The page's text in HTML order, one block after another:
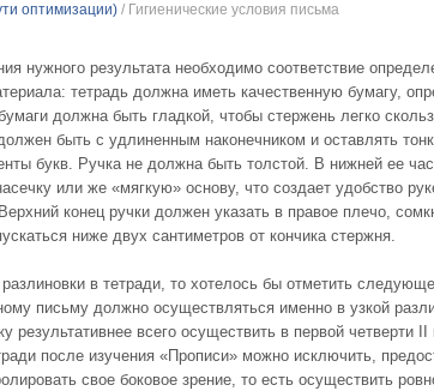
оптимизации) / Гигиенические условия письма
нужного результата необходимо соответствие
тетрадь должна иметь качественную бумагу,
должна быть гладкой, чтобы стержень легко
быть с удлиненным наконечником и оставлять
букв. Ручка не должна быть толстой. В нижней ее
или же «мягкую» основу, что создает удобство
конец ручки должен указать в правое плечо,
ниже двух сантиметров от кончика стержня.
разлиновки в тетради, то хотелось бы отметить
письму должно осуществляться именно в узкой
результативнее всего осуществить в первой четверти
после изучения «Прописи» можно исключить,
свое боковое зрение, то есть осуществить